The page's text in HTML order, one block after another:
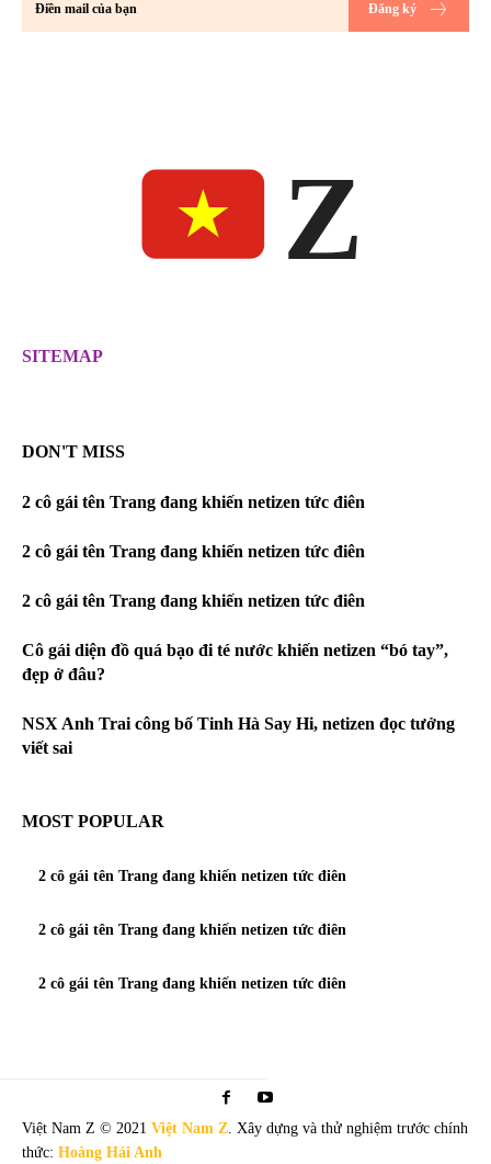
Đăng ký
Z
SITEMAP
DON'T MISS
2 cô gái tên Trang đang khiến netizen tức điên
2 cô gái tên Trang đang khiến netizen tức điên
2 cô gái tên Trang đang khiến netizen tức điên
Cô gái diện đồ quá bạo đi té nước khiến netizen “bó tay”,
đẹp ở đâu?
NSX Anh Trai công bố Tinh Hà Say Hi, netizen đọc tưởng
viết sai
MOST POPULAR
2 cô gái tên Trang đang khiến netizen tức điên
2 cô gái tên Trang đang khiến netizen tức điên
2 cô gái tên Trang đang khiến netizen tức điên
Việt Nam Z © 2021 Việt Nam Z. Xây dựng và thử nghiệm trước chính
thức: Hoàng Hải Anh